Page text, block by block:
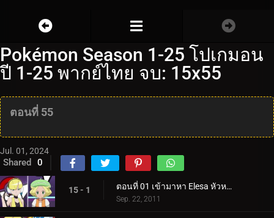
Pokémon Season 1-25 โปเกมอน
ปี 1-25 พากย์ไทย จบ: 15x55
ตอนที่ 55
Jul. 01, 2024
Shared 0
15 - 1 ตอนที่ 01 เข้ามาหา Elesa หัวหน้ายิมที่มีพลังไฟฟ้า!
Sep. 22, 2011